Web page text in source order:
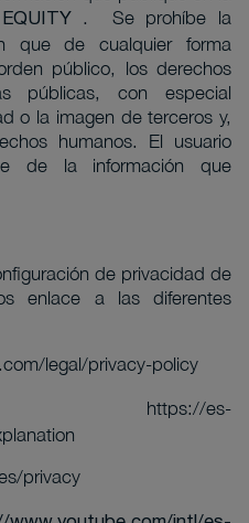
.
Se prohíbe la
que de cualquier forma
público, los derechos
públicas, con especial
o la imagen de terceros y,
humanos. El usuario
de la información que
de privacidad de
enlace a las diferentes
legal/privacy-policy
https://es-
privacy